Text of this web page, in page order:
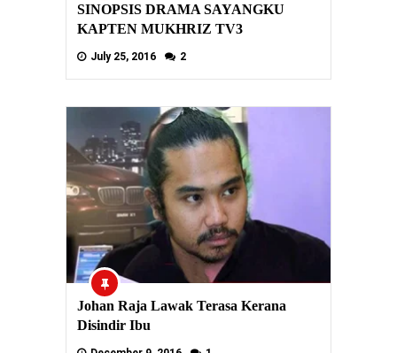
SINOPSIS DRAMA SAYANGKU
KAPTEN MUKHRIZ TV3
July 25, 2016 2
Johan Raja Lawak Terasa Kerana
Disindir Ibu